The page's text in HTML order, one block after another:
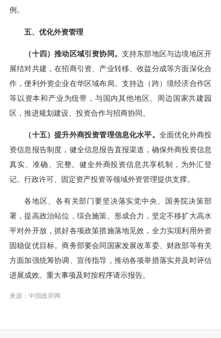
例。
五、优化外资管理
（十四）推动区域引资协同。 支持东部地区与边境地区开
展结对共建，在招商引资、产业转移、收益分成等方面深化合
作，便利外资企业在华区域布局。支持边（跨）境经济合作区
等以资本和产业为纽带，与国内其他地区、周边国家共建园
区，推进规划建设、投资合作与招商协同。
（十五）提升外商投资管理信息化水平。 全面优化外商投
资信息报告制度，健全信息报告直报渠道，确保外商投资信息
真实、准确、完整。健全外商投资信息共享机制，为外汇登
记、行政许可、固定资产投资等领域外资管理提供支撑。
各地区、各有关部门要坚决落实党中央、国务院决策部
署，提高政治站位，综合施策、形成合力，坚定不移扩大高水
平对外开放，抓好各项政策措施落地见效，全力实现利用外资
固稳促优目标。商务部要会同国家发展改革委、财政部等有关
方面加强统筹协调、宣传指导，推动各项举措落实并及时评估
进展成效。重大事项及时按程序请示报告。
来源：中国政府网